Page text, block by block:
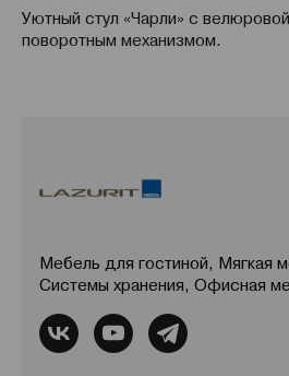
Уютный стул «Чарли» с
поворотным механизмом.
Мебель для гостиной, Мягкая
Системы хранения, Офисная